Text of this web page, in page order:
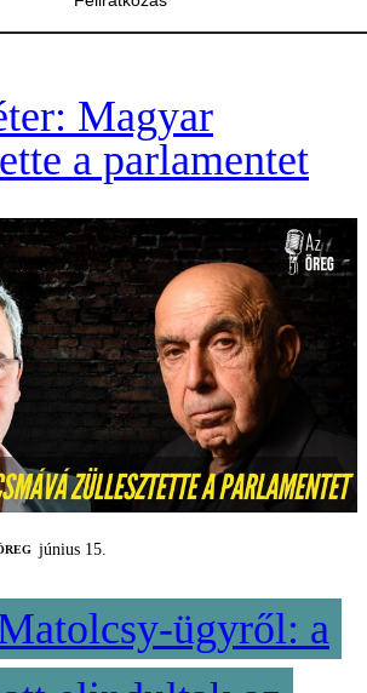
Magyar
a parlamentet
június 15.
ügyről: a